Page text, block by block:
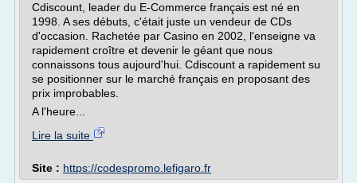
Cdiscount, leader du E-Commerce français est né en
1998. A ses débuts, c'était juste un vendeur de CDs
d'occasion. Rachetée par Casino en 2002, l'enseigne va
rapidement croître et devenir le géant que nous
connaissons tous aujourd'hui. Cdiscount a rapidement su
se positionner sur le marché français en proposant des
prix improbables.
A l'heure...
Lire la suite
Site : https://codespromo.lefigaro.fr